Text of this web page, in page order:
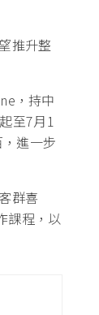
推升整
，持中
至7月1
進一步
群喜
課程，以